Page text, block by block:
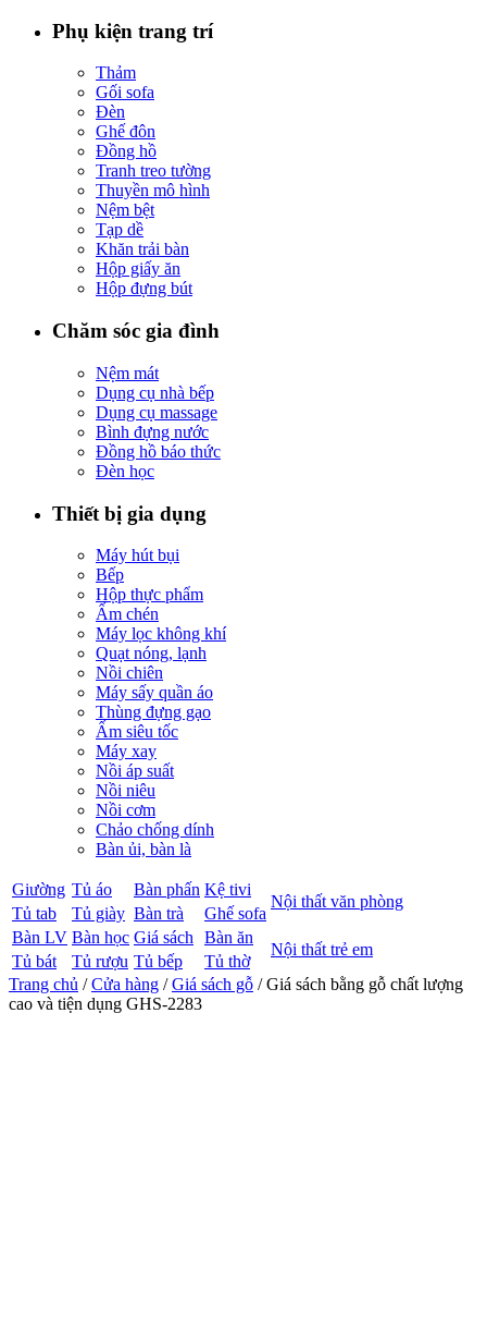
Phụ kiện trang trí
Thảm
Gối sofa
Đèn
Ghế đôn
Đồng hồ
Tranh treo tường
Thuyền mô hình
Nệm bệt
Tạp dề
Khăn trải bàn
Hộp giấy ăn
Hộp đựng bút
Chăm sóc gia đình
Nệm mát
Dụng cụ nhà bếp
Dụng cụ massage
Bình đựng nước
Đồng hồ báo thức
Đèn học
Thiết bị gia dụng
Máy hút bụi
Bếp
Hộp thực phẩm
Ấm chén
Máy lọc không khí
Quạt nóng, lạnh
Nồi chiên
Máy sấy quần áo
Thùng đựng gạo
Ấm siêu tốc
Máy xay
Nồi áp suất
Nồi niêu
Nồi cơm
Chảo chống dính
Bàn ủi, bàn là
Giường Tủ áo Bàn phấn Kệ tivi
Nội thất văn phòng
Tủ tab Tủ giày Bàn trà
Ghế sofa
Bàn LV Bàn học Giá sách Bàn ăn
Nội thất trẻ em
Tủ bát Tủ rượu Tủ bếp
Tủ thờ
Trang chủ /Cửa hàng /Giá sách gỗ / Giá sách bằng gỗ chất lượng
cao và tiện dụng GHS-2283